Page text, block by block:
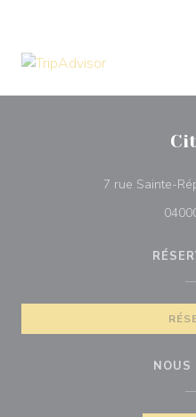
7 rue Sainte-
NOUS